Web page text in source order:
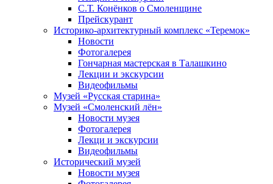
С.Т. Конёнков о Смоленщине
Прейскурант
Историко-архитектурный комплекс «Теремок»
Новости
Фотогалерея
Гончарная мастерская в Талашкино
Лекции и экскурсии
Видеофильмы
Музей «Русская старина»
Музей «Смоленский лён»
Новости музея
Фотогалерея
Лекци и экскурсии
Видеофильмы
Исторический музей
Новости музея